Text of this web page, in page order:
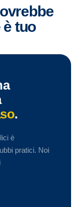
tuo
.
è
pratici. Noi